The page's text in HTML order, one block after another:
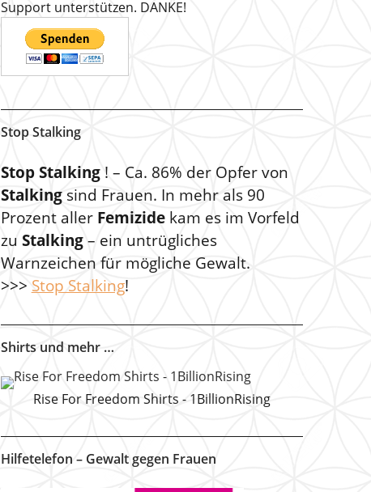
Support unterstützen. DANKE!
Stop Stalking
Stop Stalking! – Ca. 86% der Opfer von
Stalkingsind Frauen. In mehr als 90
Prozent aller Femizidekam es im Vorfeld
zu Stalking– ein untrügliches
Warnzeichen für mögliche Gewalt.
>>> Stop Stalking!
Shirts und mehr …
Rise For Freedom Shirts - 1BillionRising
Hilfetelefon – Gewalt gegen Frauen